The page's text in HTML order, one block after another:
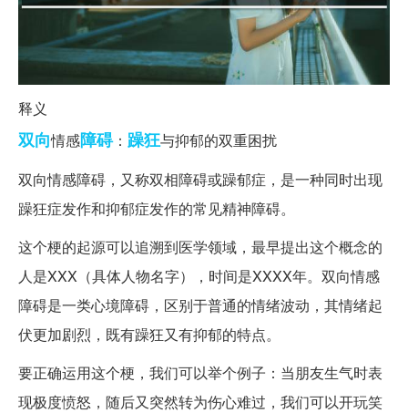
释义
双向情感障碍： 躁狂与抑郁的双重困扰
双向情感障碍，又称双相障碍或躁郁症，是一种同时出现
躁狂症发作和抑郁症发作的常见精神障碍。
这个梗的起源可以追溯到医学领域，最早提出这个概念的
人是XXX（具体人物名字），时间是XXXX年。双向情感
障碍是一类心境障碍，区别于普通的情绪波动，其情绪起
伏更加剧烈，既有躁狂又有抑郁的特点。
要正确运用这个梗，我们可以举个例子：当朋友生气时表
现极度愤怒，随后又突然转为伤心难过，我们可以开玩笑